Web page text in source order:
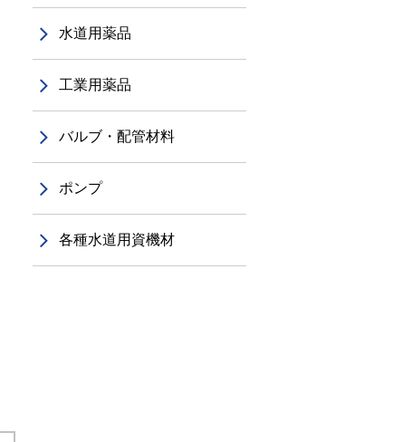
水道用薬品
工業用薬品
バルブ・配管材料
ポンプ
各種水道用資機材